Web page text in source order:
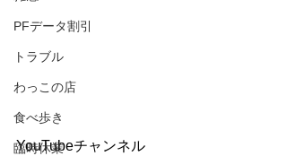
PFデータ割引
トラブル
わっこの店
食べ歩き
臨時休業
YouTubeチャンネル